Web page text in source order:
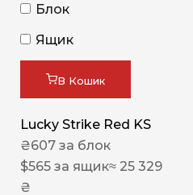
Блок
Ящик
В Кошик
Lucky Strike Red KS
₴607 за блок
$565 за ящик≈ 25 329
₴